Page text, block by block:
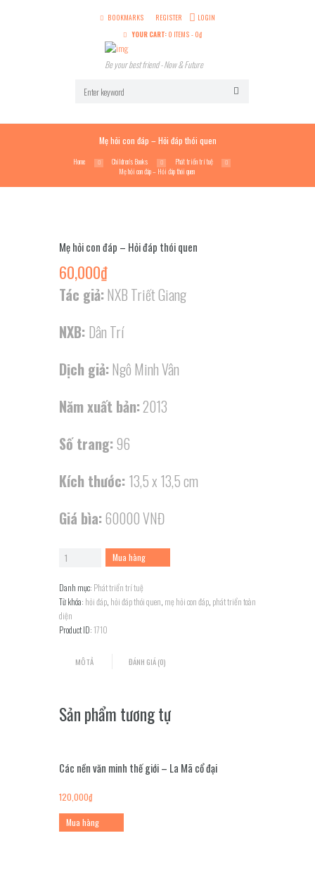
BOOKMARKS REGISTER
LOGIN
YOUR CART: 0 ITEMS- 0₫
Be your best friend - Now & Future
Mẹ hỏi con đáp – Hỏi đáp thói quen
Home Children’s Books
Phát triển trí tuệ
Mẹ hỏi con đáp – Hỏi đáp thói quen
Mẹ hỏi con đáp – Hỏi đáp thói quen
60,000₫
Tác giả: NXB Triết Giang
NXB: Dân Trí
Dịch giả: Ngô Minh Vân
Năm xuất bản:2013
Số trang: 96
Kích thước: 13,5 x 13,5 cm
Giá bìa: 60000 VNĐ
Mẹ
con
đáp
Hỏi
Mua hàng
Danh mục: Phát triển trí tuệ
Từ khóa: hỏi đáp, hỏi đáp thói quen, mẹ hỏi con đáp, phát triển toàn
diện
Product ID:1710
MÔ TẢ ĐÁNH GIÁ (0)
Sản phẩm tương tự
Các nền văn minh thế giới – La Mã cổ đại
120,000₫
Mua hàng